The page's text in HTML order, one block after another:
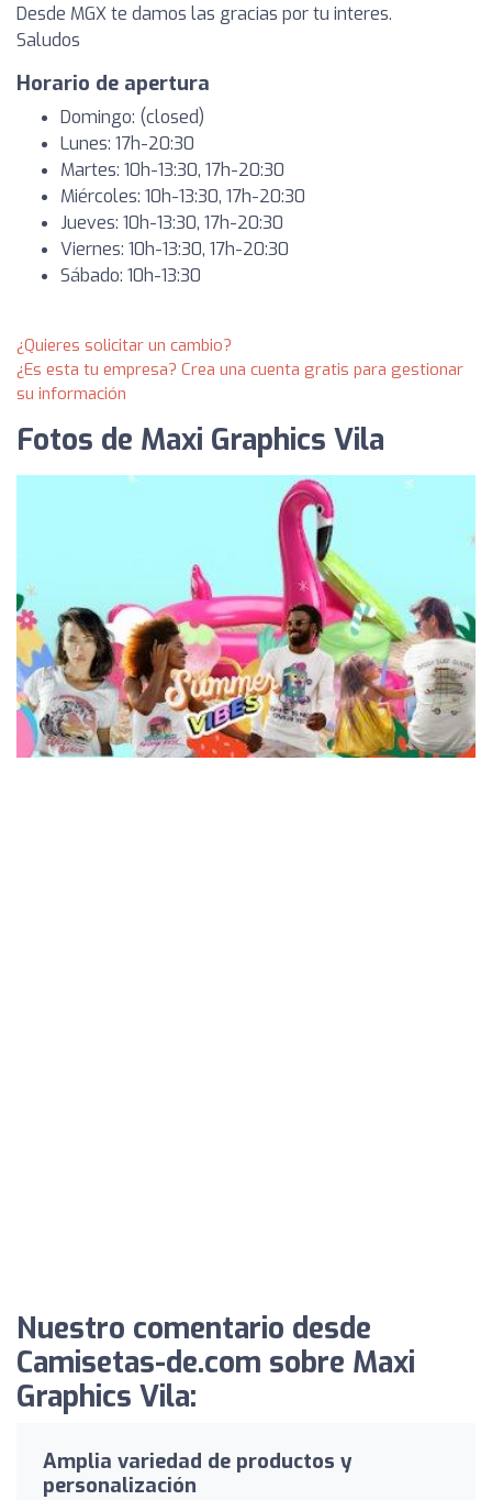
Desde MGX te damos las gracias por tu interes.
Saludos
Horario de apertura
Domingo: (closed)
Lunes: 17h-20:30
Martes: 10h-13:30, 17h-20:30
Miércoles: 10h-13:30, 17h-20:30
Jueves: 10h-13:30, 17h-20:30
Viernes: 10h-13:30, 17h-20:30
Sábado: 10h-13:30
¿Quieres solicitar un cambio?
¿Es esta tu empresa? Crea una cuenta gratis para gestionar
su información
Fotos de Maxi Graphics Vila
Nuestro comentario desde
Camisetas-de.com sobre Maxi
Graphics Vila:
Amplia variedad de productos y
personalización